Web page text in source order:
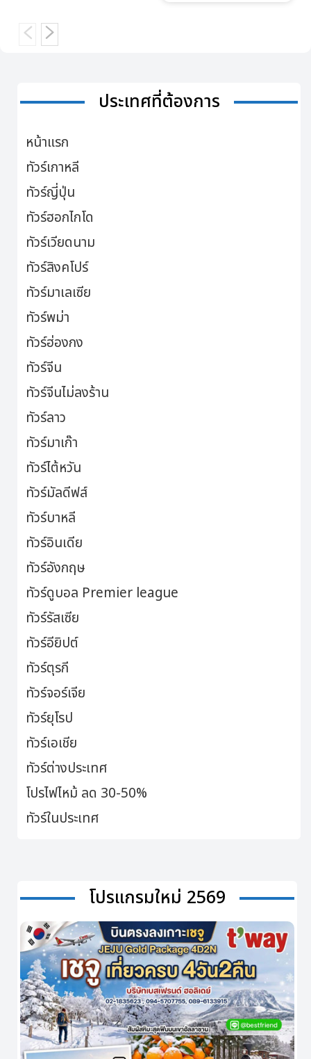
ประเทศที่ต้องการ
หน้าแรก
ทัวร์เกาหลี
ทัวร์ญี่ปุ่น
ทัวร์ฮอกไกโด
ทัวร์เวียดนาม
ทัวร์สิงคโปร์
ทัวร์มาเลเซีย
ทัวร์พม่า
ทัวร์ฮ่องกง
ทัวร์จีน
ทัวร์จีนไม่ลงร้าน
ทัวร์ลาว
ทัวร์มาเก๊า
ทัวร์ไต้หวัน
ทัวร์มัลดีฟส์
ทัวร์บาหลี
ทัวร์อินเดีย
ทัวร์อังกฤษ
ทัวร์ดูบอล Premier league
ทัวร์รัสเซีย
ทัวร์อียิปต์
ทัวร์ตุรกี
ทัวร์จอร์เจีย
ทัวร์ยุโรป
ทัวร์เอเชีย
ทัวร์ต่างประเทศ
โปรไฟไหม้ ลด 30-50%
ทัวร์ในประเทศ
โปรแกรมใหม่ 2569